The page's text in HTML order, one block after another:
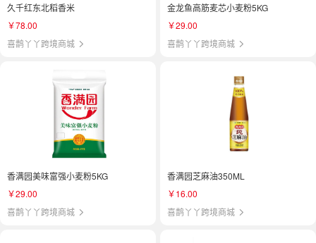
久千红东北稻香米
￥78.00
喜鹊丫丫跨境商城
金龙鱼高筋麦芯小麦粉5KG
￥29.00
喜鹊丫丫跨境商城
香满园美味富强小麦粉5KG
￥29.00
喜鹊丫丫跨境商城
香满园芝麻油350ML
￥16.00
喜鹊丫丫跨境商城